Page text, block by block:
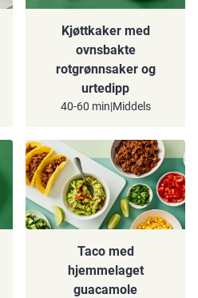
Kjøttkaker med
ovnsbakte
rotgrønnsaker og
urtedipp
40-60 min|Middels
Taco med
hjemmelaget
guacamole